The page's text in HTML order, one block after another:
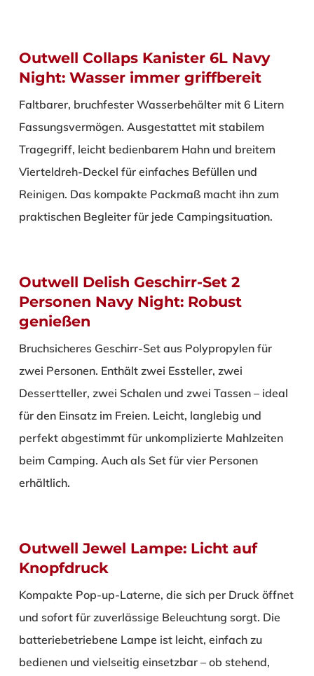
Outwell Collaps Kanister 6L Navy
Night: Wasser immer griffbereit
Faltbarer, bruchfester Wasserbehälter mit 6 Litern
Fassungsvermögen. Ausgestattet mit stabilem
Tragegriff, leicht bedienbarem Hahn und breitem
Vierteldreh-Deckel für einfaches Befüllen und
Reinigen. Das kompakte Packmaß macht ihn zum
praktischen Begleiter für jede Campingsituation.
Outwell Delish Geschirr-Set 2
Personen Navy Night: Robust
genießen
Bruchsicheres Geschirr-Set aus Polypropylen für
zwei Personen. Enthält zwei Essteller, zwei
Dessertteller, zwei Schalen und zwei Tassen – ideal
für den Einsatz im Freien. Leicht, langlebig und
perfekt abgestimmt für unkomplizierte Mahlzeiten
beim Camping. Auch als Set für vier Personen
erhältlich.
Outwell Jewel Lampe: Licht auf
Knopfdruck
Kompakte Pop-up-Laterne, die sich per Druck öffnet
und sofort für zuverlässige Beleuchtung sorgt. Die
batteriebetriebene Lampe ist leicht, einfach zu
bedienen und vielseitig einsetzbar – ob stehend,